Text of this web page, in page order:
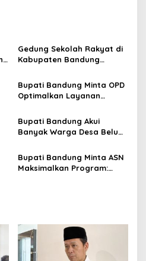
Gedung Sekolah Rakyat di
Kabupaten Bandung
Siap Tampung Dua Ribu
Siswa
Bupati Bandung Minta OPD
Optimalkan Layanan
Masyarakat Soal
Kekeringan
Bupati Bandung Akui
Banyak Warga Desa Belum
Koperasi Merah Putih
Bupati Bandung Minta ASN
Maksimalkan Program: